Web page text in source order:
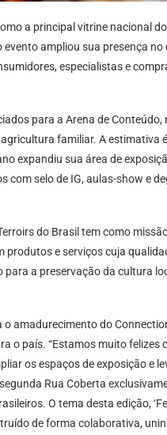
a principal vitrine nacional
ampliou sua presença no
especialistas e
para a Arena de Conteúdo,
familiar. A estimativa
expandiu sua área de
com selo de IG, aulas-show e
do Brasil tem como
e serviços cuja
a preservação da cultura
o amadurecimento do
o país. “Estamos muito felizes
os espaços de exposição e
Rua Coberta
O tema desta edição,
de forma colaborativa,